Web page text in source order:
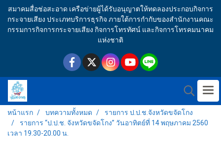
สมาคมสื่อช่อสะอาด เครือข่ายผู้ได้รับอนุญาตให้ทดลองประกอบกิจการ
กระจายเสียง ประเภทบริการธุรกิจ ภายใต้การกำกับของสำนักงานคณะ
กรรมการกิจการกระจายเสียง กิจการโทรทัศน์ และกิจการโทรคมนาคม
แห่งชาติ
หน้าแรก บทความทั้งหมด
รายการ ป.ป.ช.จังหวัดขจัดโกง
รายการ “ป.ป.ช. จังหวัดขจัดโกง” วันอาทิตย์ที่ 14 พฤษภาคม 2560
เวลา 19.30-20.00 น.